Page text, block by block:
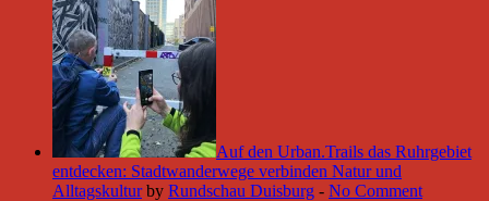
Auf den Urban.Trails das Ruhrgebiet
entdecken: Stadtwanderwege verbinden Natur und
Alltagskultur by Rundschau Duisburg - No Comment